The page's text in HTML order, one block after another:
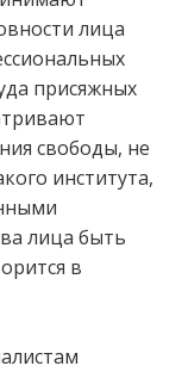
лица
присяжных
свободы, не
института,
лица быть
в